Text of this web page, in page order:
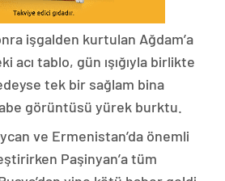
işgalden kurtulan Ağdam’a
acı tablo, gün ışığıyla birlikte
tek bir sağlam bina
görüntüsü yürek burktu.
ve Ermenistan’da önemli
Paşinyan’a tüm